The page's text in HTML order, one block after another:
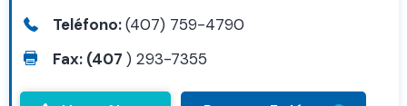
Teléfono:(407) 759-4790
Fax: (407 ) 293-7355